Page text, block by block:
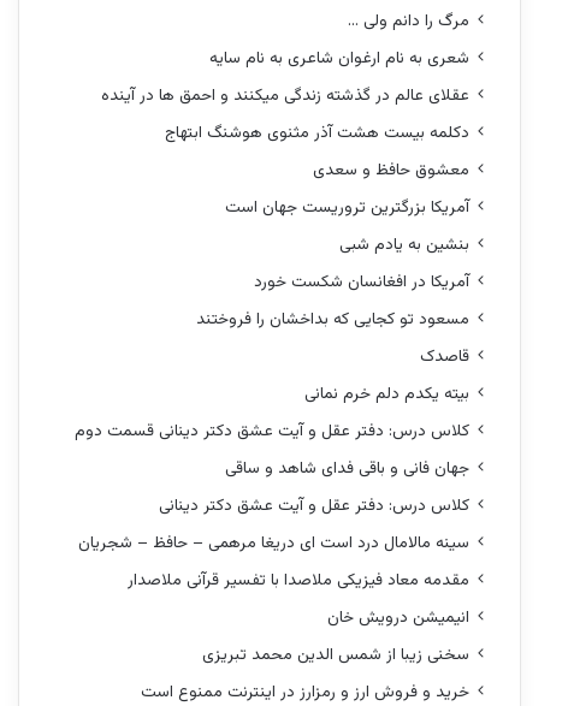
مرگ را دانم ولی …
شعری به نام ارغوان شاعری به نام سایه
عقلای عالم در گذشته زندگی میکنند و احمق ها در آینده
دکلمه بیست هشت آذر مثنوی هوشنگ ابتهاج
معشوق حافظ و سعدی
آمریکا بزرگترین تروریست جهان است
بنشین به یادم شبی
آمریکا در افغانسان شکست خورد
مسعود تو کجایی که بداخشان را فروختند
قاصدک
بیته یکدم دلم خرم نمانی
کلاس درس: دفتر عقل و آیت عشق دکتر دینانی قسمت دوم
جهان فانی و باقی فدای شاهد و ساقی
کلاس درس: دفتر عقل و آیت عشق دکتر دینانی
سینه مالامال درد است ای دریغا مرهمی – حافظ – شجریان
مقدمه معاد فیزیکی ملاصدا با تفسیر قرآنی ملاصدار
انیمیشن درویش خان
سخنی زیبا از شمس الدین محمد تبریزی
خرید و فروش ارز و رمزارز در اینترنت ممنوع است